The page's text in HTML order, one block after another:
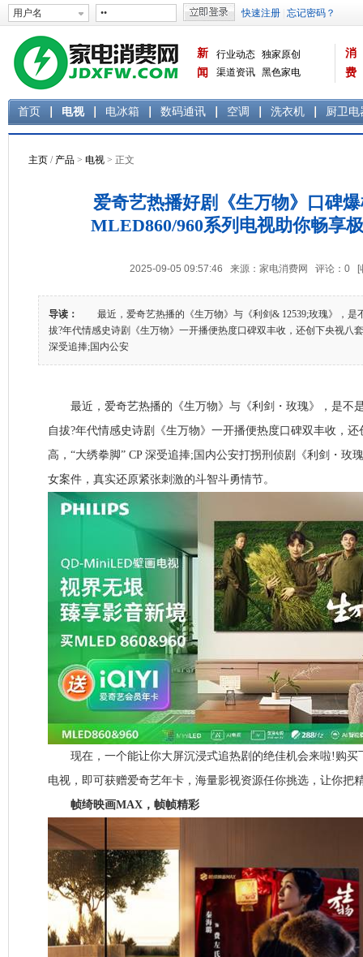
新
闻
行业动态 独家原创
渠道资讯 黑色家电
消
费
首页 电视 电冰箱 数码通讯 空调 洗衣机 厨卫电
主页 / 产品 > 电视 > 正文
爱奇艺热播好剧《生万物》口碑
MLED860/960系列电视助你畅享
2025-09-05 09:57:46 来源：家电消费网 评论： 0 [
导读：
最近，爱奇艺热播的《生万物》与《利剑& 12539;玫瑰》，是
拔?年代情感史诗剧《生万物》一开播便热度口碑双丰收，还创下央视八
深受追捧;国内公安
最近，爱奇艺热播的《生万物》与《利剑・玫瑰》，是不
自拔?年代情感史诗剧《生万物》一开播便热度口碑双丰收，
高，“大绣拳脚” CP 深受追捧;国内公安打拐刑侦剧《利剑・玫
女案件，真实还原紧张刺激的斗智斗勇情节。
现在，一个能让你大屏沉浸式追热剧的绝佳机会来啦!购买
电视，即可获赠爱奇艺年卡，海量影视资源任你挑选，让你把
帧绮映画MAX，帧帧精彩